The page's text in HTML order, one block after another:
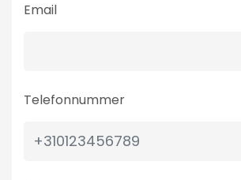
Email
Telefonnummer